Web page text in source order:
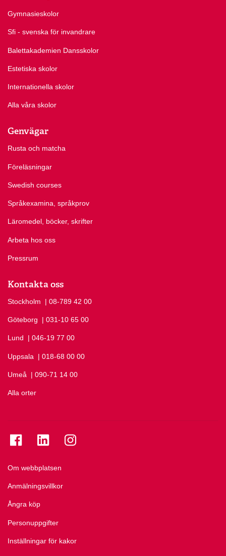
Gymnasieskolor
Sfi - svenska för invandrare
Balettakademien Dansskolor
Estetiska skolor
Internationella skolor
Alla våra skolor
Genvägar
Rusta och matcha
Föreläsningar
Swedish courses
Språkexamina, språkprov
Läromedel, böcker, skrifter
Arbeta hos oss
Pressrum
Kontakta oss
Stockholm Ring Stockholm på
| 08-789 42 00
Göteborg Ring Göteborg på
| 031-10 65 00
Lund Ring Lund på
| 046-19 77 00
Uppsala Ring Uppsala på
| 018-68 00 00
Umeå Ring Umeå på
| 090-71 14 00
Alla orter
Om webbplatsen
Anmälningsvillkor
Ångra köp
Personuppgifter
Inställningar för kakor
Se folkuniversitetet på Facebook
Se folkuniversitetet på LinkedIn